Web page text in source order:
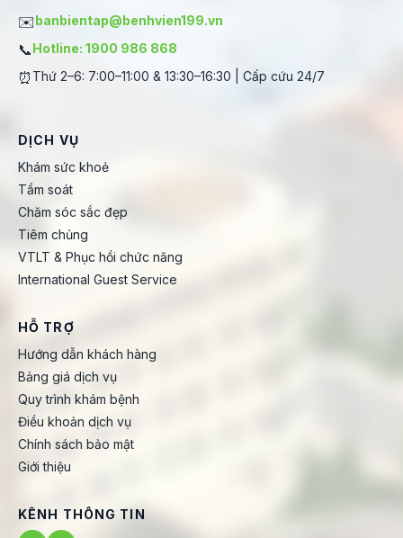
✉️banbientap@benhvien199.vn
📞Hotline: 1900 986 868
⏰ Thứ 2–6: 7:00–11:00 & 13:30–16:30 | Cấp cứu 24/7
DỊCH VỤ
Khám sức khoẻ
Tầm soát
Chăm sóc sắc đẹp
Tiêm chủng
VTLT & Phục hồi chức năng
International Guest Service
HỖ TRỢ
Hướng dẫn khách hàng
Bảng giá dịch vụ
Quy trình khám bệnh
Điều khoản dịch vụ
Chính sách bảo mật
Giới thiệu
KÊNH THÔNG TIN